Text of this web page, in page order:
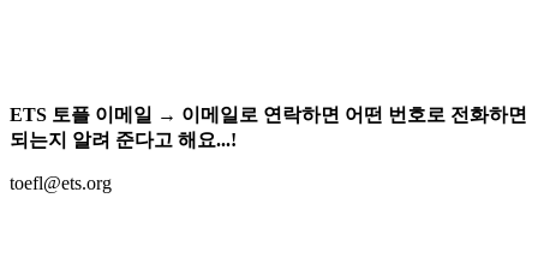
ETS 토플 이메일 → 이메일로 연락하면 어떤 번호로 전화하면
되는지 알려 준다고 해요...!
toefl@ets.org